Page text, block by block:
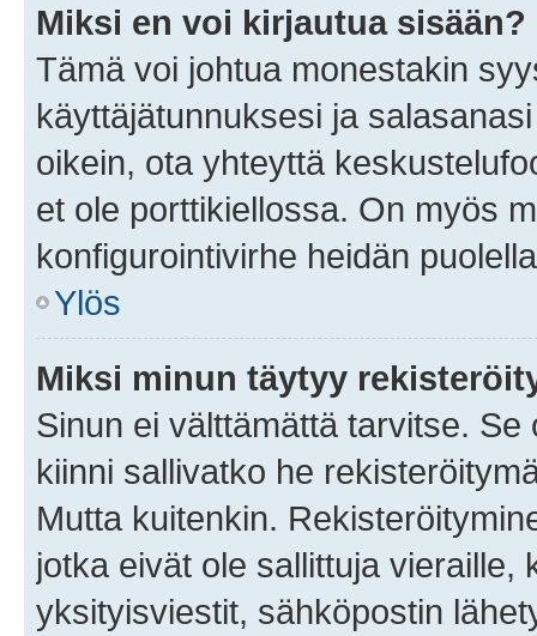
Miksi en voi kirjautua sisään?
Tämä voi johtua monestakin
käyttäjätunnuksesi ja
oikein, ota yhteyttä
et ole porttikiellossa. On myös
konfigurointivirhe heidän
Ylös
Miksi minun täytyy
Sinun ei välttämättä tarvitse.
kiinni sallivatko he
Mutta kuitenkin.
jotka eivät ole sallittuja vieraille,
yksityisviestit, sähköpostin